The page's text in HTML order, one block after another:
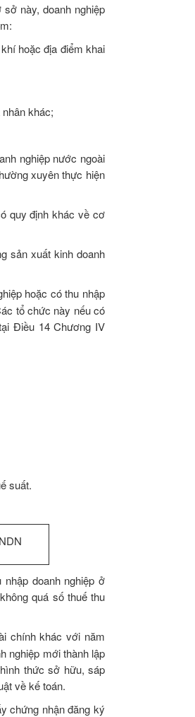
này, doanh nghiệp
hoặc địa điểm khai
khác;
nghiệp nước ngoài
xuyên thực hiện
quy định khác về cơ
sản xuất kinh doanh
hoặc có thu nhập
tổ chức này nếu có
Điều 14 Chương IV
suất.
doanh nghiệp ở
quá số thuế thu
chính khác với năm
nghiệp mới thành lập
thức sở hữu, sáp
về kế toán.
chứng nhận đăng ký